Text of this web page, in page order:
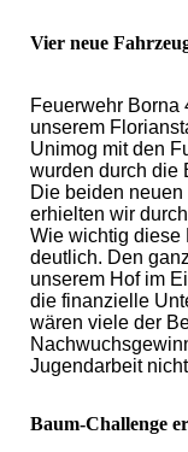
Vier neue
Feuerwehr Borna
unserem
Unimog mit den
wurden durch die
Die beiden
erhielten wir
Wie wichtig diese
deutlich. Den
unserem Hof im
die finanzielle
wären viele der
Jugendarbeit
Baum-Challenge